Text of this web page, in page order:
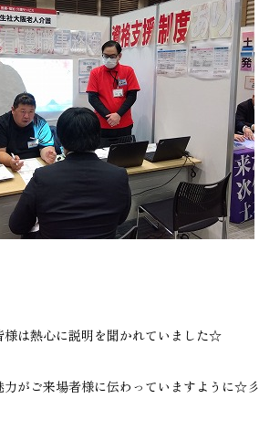
様は熱心に説明を聞かれていました☆
力がご来場者様に伝わっていますように☆彡